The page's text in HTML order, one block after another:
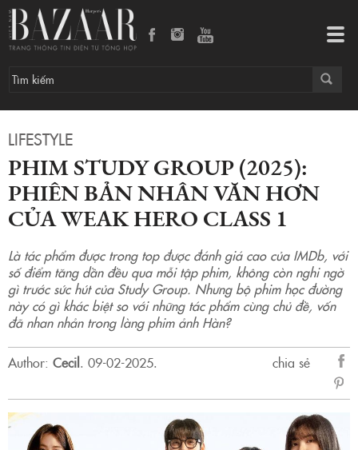
LIFESTYLE
PHIM STUDY GROUP (2025):
PHIÊN BẢN NHÂN VĂN HƠN
CỦA WEAK HERO CLASS 1
Là tác phẩm được trong top được đánh giá cao của IMDb, với
số điểm tăng dần đều qua mỗi tập phim, không còn nghi ngờ
gì trước sức hút của Study Group. Nhưng bộ phim học đường
này có gì khác biệt so với những tác phẩm cùng chủ đề, vốn
đã nhan nhản trong làng phim ảnh Hàn?
Author: Cecil. 09-02-2025.
chia sẻ
sẻ